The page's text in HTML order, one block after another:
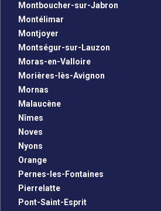
Montboucher-sur-Jabron
Montélimar
Montjoyer
Montségur-sur-Lauzon
Moras-en-Valloire
Morières-lès-Avignon
Mornas
Malaucène
Nîmes
Noves
Nyons
Orange
Pernes-les-Fontaines
Pierrelatte
Pont-Saint-Esprit